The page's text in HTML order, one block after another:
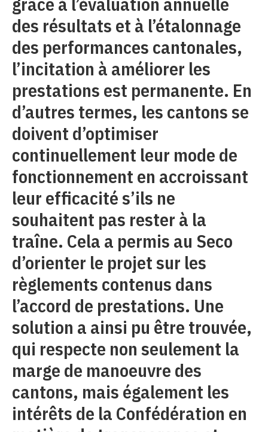
des résultats et à l’étalonnage
des performances cantonales,
l’incitation à améliorer les
prestations est permanente. En
d’autres termes, les cantons se
doivent d’optimiser
continuellement leur mode de
fonctionnement en accroissant
leur efficacité s’ils ne
souhaitent pas rester à la
traîne. Cela a permis au Seco
d’orienter le projet sur les
règlements contenus dans
l’accord de prestations. Une
solution a ainsi pu être trouvée,
qui respecte non seulement la
marge de manoeuvre des
cantons, mais également les
intérêts de la Confédération en